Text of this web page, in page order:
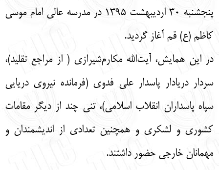
پنجشنبه ۳۰ اردیبهشت ۱۳۹۵ در مدرسه عالی امام موسی
کاظم (ع) قم آغاز گردید.
در این همایش، آیت‌الله مکارم‌شیرازی ( از مراجع تقلید)،
سردار دریادار پاسدار علی فدوی (فرمانده نیروی دریایی
سپاه پاسداران انقلاب اسلامی)، تنی چند از دیگر مقامات
کشوری و لشکری و همچنین تعدادی از اندیشمندان و
مهمانان خارجی حضور داشتند.